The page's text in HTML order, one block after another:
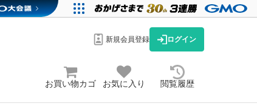
新規会員登録 ログイン
お買い物カゴ お気に入り 閲覧履歴